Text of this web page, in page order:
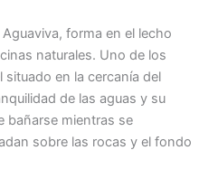
forma en el lecho
naturales. Uno de los
situado en la cercanía del
de las aguas y su
bañarse mientras se
sobre las rocas y el fondo